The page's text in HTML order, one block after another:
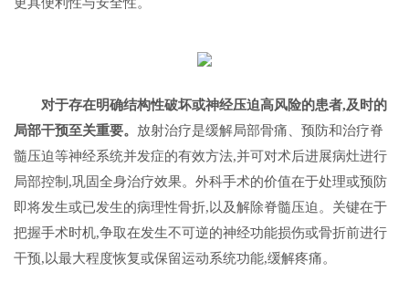
对于存在明确结构性破坏或神经压迫高风险的患者,及时的
局部干预至关重要。 放射治疗是缓解局部骨痛、预防和治疗脊
髓压迫等神经系统并发症的有效方法,并可对术后进展病灶进行
局部控制,巩固全身治疗效果。外科手术的价值在于处理或预防
即将发生或已发生的病理性骨折,以及解除脊髓压迫。关键在于
把握手术时机,争取在发生不可逆的神经功能损伤或骨折前进行
干预,以最大程度恢复或保留运动系统功能,缓解疼痛。